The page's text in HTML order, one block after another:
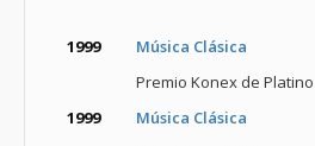
1999
Música Clásica
Premio Konex de Platino
1999
Música Clásica